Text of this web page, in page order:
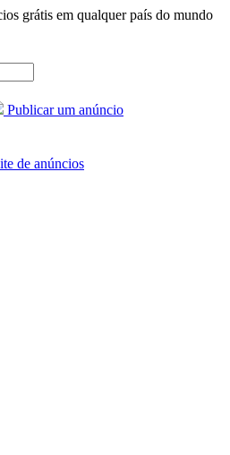
grátis em qualquer país do mundo
Publicar um anúncio
de anúncios